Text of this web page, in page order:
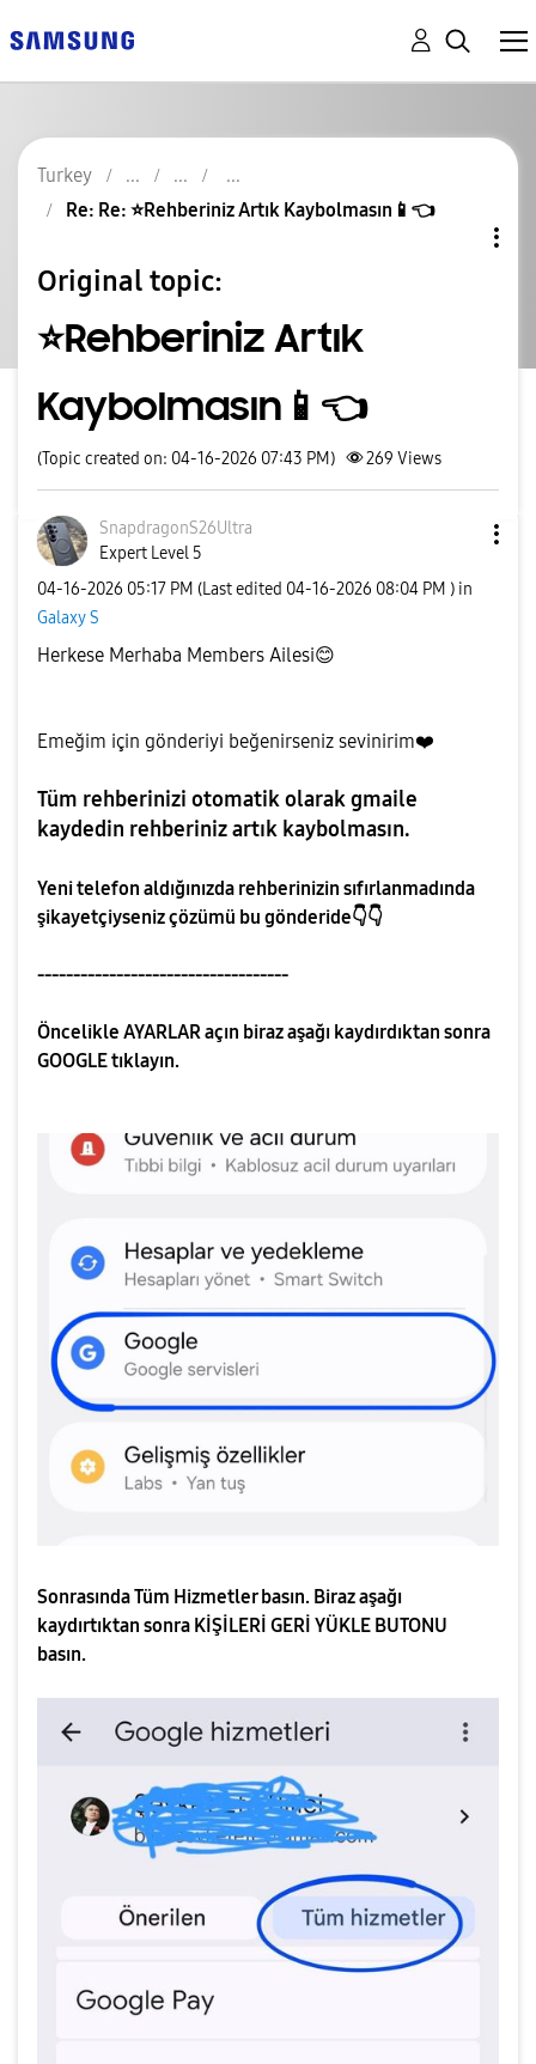
Turkey
Re: Re: ⭐️Rehberiniz Artık Kaybolmasın📱👈
Original topic:
⭐️Rehberiniz Artık
Kaybolmasın📱👈
(Topic created on: 04-16-2026 07:43 PM) 269 Views
SnapdragonS26Ultra
Expert Level 5
‎04-16-2026 05:17 PM (Last edited ‎04-16-2026 08:04 PM ) in
Galaxy S
Herkese Merhaba Members Ailesi😊
Emeğim için gönderiyi beğenirseniz sevinirim❤️
Tüm rehberinizi otomatik olarak gmaile
kaydedin rehberiniz artık kaybolmasın.
Yeni telefon aldığınızda rehberinizin sıfırlanmadında
şikayetçiyseniz çözümü bu gönderide👇👇
-----------------------------------
Öncelikle AYARLAR açın biraz aşağı kaydırdıktan sonra
GOOGLE tıklayın.
Sonrasında Tüm Hizmetler basın. Biraz aşağı
kaydırtıktan sonra KİŞİLERİ GERİ YÜKLE BUTONU
basın.